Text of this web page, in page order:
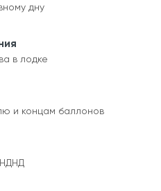
дну
в лодке
и концам баллонов